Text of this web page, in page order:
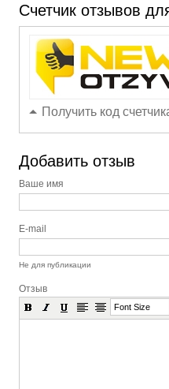
Счетчик отзывов
Получить код
Добавить отзыв
Ваше имя
E-mail
Не для публикации
Отзыв
Font Size